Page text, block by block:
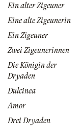
Ein alter Zigeuner
Eine alte Zigeunerin
Ein Zigeuner
Zwei Zigeunerinnen
Die Königin der
Dryaden
Dulcinea
Amor
Drei Dryaden